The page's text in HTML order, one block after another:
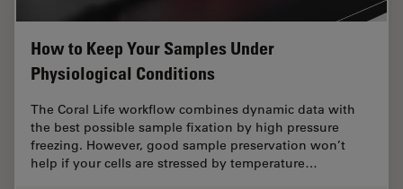
How to Keep Your Samples Under
Physiological Conditions
The Coral Life workflow combines dynamic data with
the best possible sample fixation by high pressure
freezing. However, good sample preservation won’t
help if your cells are stressed by temperature…